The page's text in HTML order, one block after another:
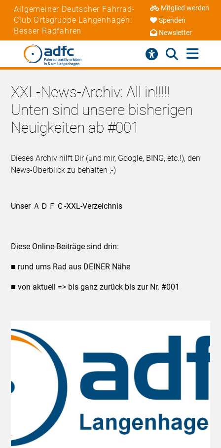
Allgemeiner Deutscher Fahrrad-
Club Ortsgruppe Langenhagen:
Besser Radfahren
Mitglied werden
Spenden
Newsletter
XXL-News-Archiv: All in!!!!!
Unten sind unsere bisherigen
Neuigkeiten ab #001
Dieses Archiv hilft Dir (und mir, Google, BING, etc.!), den
News-Überblick zu behalten ;-)
Unser ＡＤＦＣ-XXL-Verzeichnis
Diese Online-Beiträge sind drin:
■ rund ums Rad aus DEINER Nähe
■ von aktuell => bis ganz zurück bis zur Nr. #001